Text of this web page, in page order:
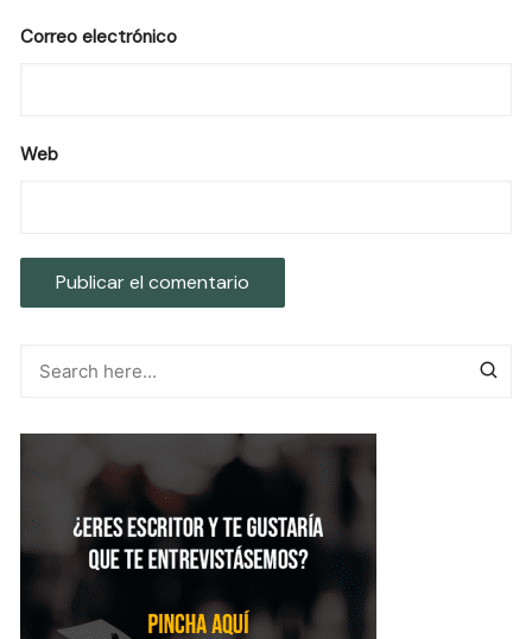
Correo electrónico
Web